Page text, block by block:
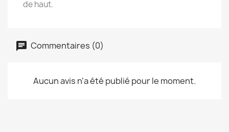
de haut.
Commentaires (0)
Aucun avis n'a été publié pour le moment.